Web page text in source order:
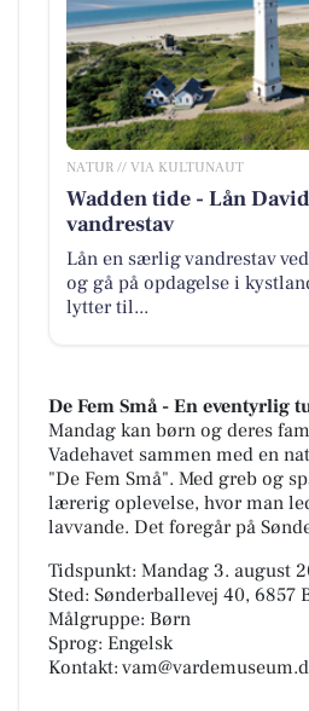
NATUR // VIA KULTUNAUT
Wadden tide - Lån
vandrestav
Lån en særlig vandrestav
og gå på opdagelse i
lytter til...
De Fem Små - En eventyrlig
Mandag kan børn og deres
Vadehavet sammen med en
"De Fem Små". Med greb og
lærerig oplevelse, hvor man
lavvande. Det foregår på
Tidspunkt: Mandag 3. august
Sted: Sønderballevej 40, 6857
Målgruppe: Børn
Sprog: Engelsk
Kontakt: